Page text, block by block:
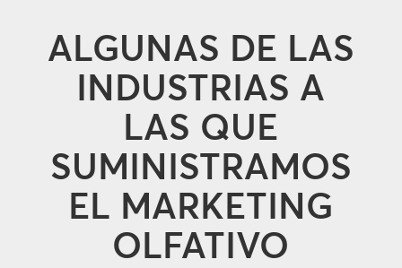
ALGUNAS DE LAS
INDUSTRIAS A
LAS QUE
SUMINISTRAMOS
EL MARKETING
OLFATIVO